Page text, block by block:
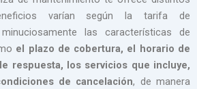
varían según la tarifa de
las características de
el plazo de cobertura, el horario de
respuesta, los servicios que incluye,
de cancelación, de manera